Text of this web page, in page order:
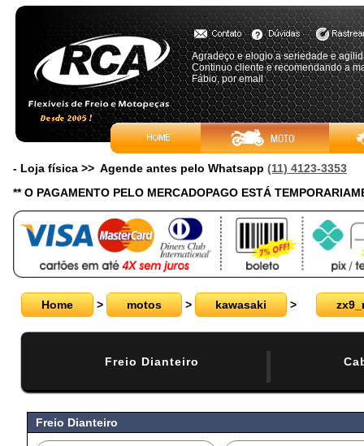
Agradeço e elogio a seriedade e
Continuo cliente e recomendando a
Fábio, por email
- Loja física >> Agende antes pelo Whatsapp (11) 4123-3353
** O PAGAMENTO PELO MERCADOPAGO ESTÁ
Home > motos > kawasaki >
Freio Dianteiro
Freio Dianteiro